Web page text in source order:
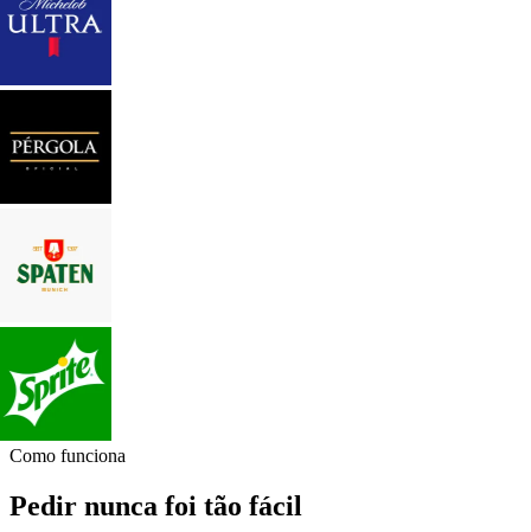
Como funciona
Pedir nunca foi tão fácil